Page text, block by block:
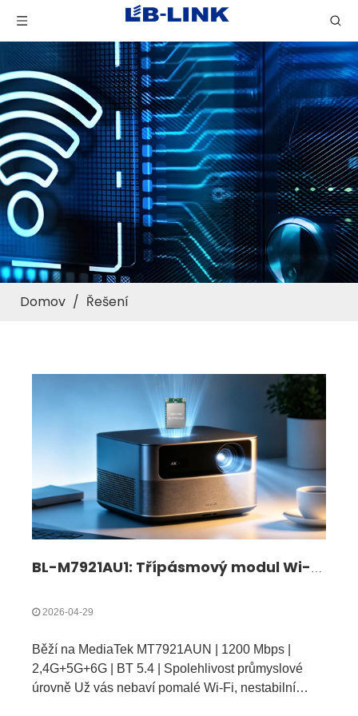
Domov / Řešení
BL-M7921AU1: Třípásmový modul Wi-Fi 6 + Bluetooth 5.4 USB 3.0 | Vysokorychlostní bezdrátové řešení pro IoT a průmyslová zařízení
2026-04-29
Běží na MediaTek MT7921AUN | 1200 Mbps |
2,4G+5G+6G | BT 5.4 | Spolehlivost průmyslové
úrovně Už vás nebaví pomalé Wi-Fi, nestabilní